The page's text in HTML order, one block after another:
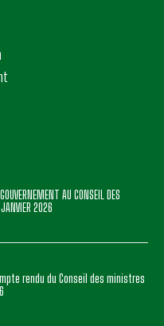
AU CONSEIL DES
2026
rendu du Conseil des ministres